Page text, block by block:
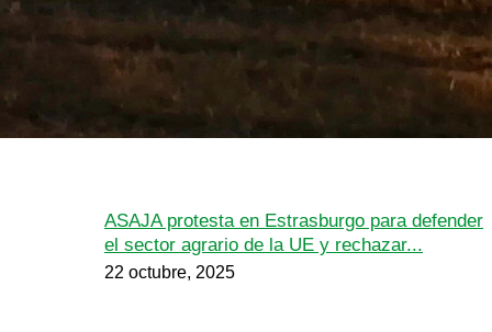
ASAJA protesta en Estrasburgo para defender
el sector agrario de la UE y rechazar...
22 octubre, 2025